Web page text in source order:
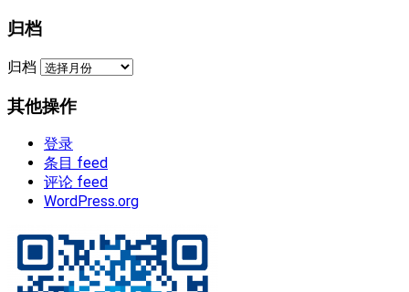
归档
归档
其他操作
登录
条目 feed
评论 feed
WordPress.org